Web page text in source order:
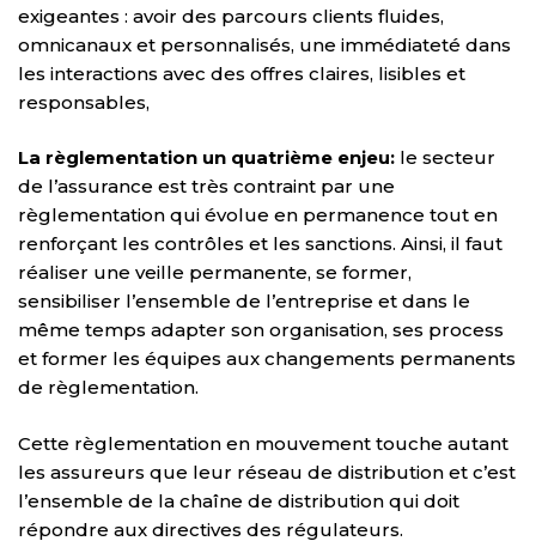
exigeantes : avoir des parcours clients fluides,
omnicanaux et personnalisés, une immédiateté dans
les interactions avec des offres claires, lisibles et
responsables,
La règlementation un quatrième enjeu: le secteur
de l’assurance est très contraint par une
règlementation qui évolue en permanence tout en
renforçant les contrôles et les sanctions. Ainsi, il faut
réaliser une veille permanente, se former,
sensibiliser l’ensemble de l’entreprise et dans le
même temps adapter son organisation, ses process
et former les équipes aux changements permanents
de règlementation.
Cette règlementation en mouvement touche autant
les assureurs que leur réseau de distribution et c’est
l’ensemble de la chaîne de distribution qui doit
répondre aux directives des régulateurs.